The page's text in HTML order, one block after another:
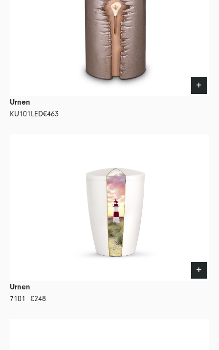
Urnen
KU101LED€463
Urnen
7101
€248